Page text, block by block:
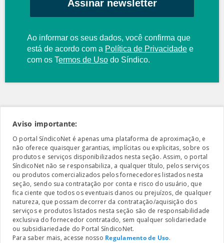
Assinar newsletter
Ao informar os seus dados, você confirma que
está de acordo com a Política de Privacidade e
com os Termos de Uso do Síndico.
Aviso importante:
O portal SíndicoNet é apenas uma plataforma de aproximação, e
não oferece quaisquer garantias, implícitas ou explicitas, sobre os
produtos e serviços disponibilizados nesta seção. Assim, o portal
SíndicoNet não se responsabiliza, a qualquer título, pelos serviços
ou produtos comercializados pelos fornecedores listados nesta
seção, sendo sua contratação por conta e risco do usuário, que
fica ciente que todos os eventuais danos ou prejuízos, de qualquer
natureza, que possam decorrer da contratação/aquisição dos
serviços e produtos listados nesta seção são de responsabilidade
exclusiva do fornecedor contratado, sem qualquer solidariedade
ou subsidiariedade do Portal SíndicoNet.
Para saber mais, acesse nosso Regulamento de Uso.